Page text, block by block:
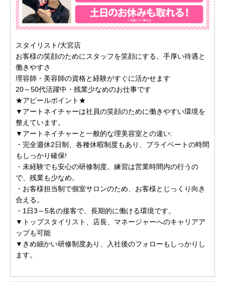
スタイリスト/大宮店
お客様の笑顔のためにスタッフを笑顔にする、手厚い待遇と
働きやすさ
理容師・美容師の資格と経験がすぐに活かせます
20～50代活躍中・残業少なめのお仕事です
★アピールポイント★
▼アートネイチャーは社員の笑顔のために働きやすい環境を
整えています。
▼アートネイチャーと一般的な理美容室との違い:
・完全週休2日制、各種休暇制度もあり、プライベートの時間
もしっかり確保!
・未経験でも安心の研修制度。練習は営業時間内の行うの
で、残業も少なめ。
・お客様担当制で個室サロンのため、お客様とじっくり向き
合える。
・1日3～5名の接客で、長期的に働ける環境です。
▼トップスタイリスト、店長、マネージャーへのキャリアア
ップも可能
▼きめ細かい研修制度あり、入社後のフォローもしっかりし
ます。